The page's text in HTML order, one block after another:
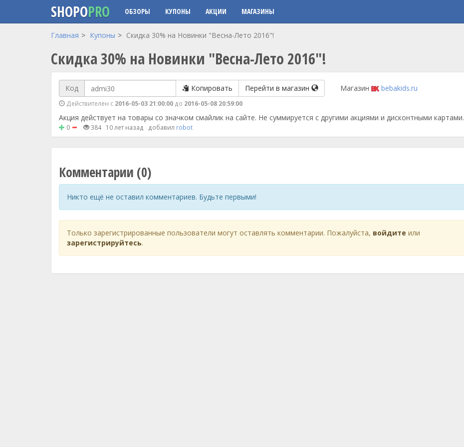
Перейти к основному содержанию
SHOPOPRO ОБЗОРЫ КУПОНЫ АКЦИИ МАГАЗИНЫ
Главная Купоны Скидка 30% на Новинки "Весна-Лето 2016"!
Скидка 30% на Новинки "Весна-Лето 2016"!
Код Копировать Перейти в магазин
Действителен с 2016-05-03 21:00:00 до 2016-05-08 20:59:00
Магазин bebakids.ru
Акция действует на товары со значком смайлик на сайте. Не суммируется с другими акциями и дисконтными картами.
0 384 10 лет назад добавил robot
Комментарии (0)
Никто ещё не оставил комментариев. Будьте первыми!
Только зарегистрированные пользователи могут оставлять комментарии. Пожалуйста, войдите или
зарегистрируйтесь.